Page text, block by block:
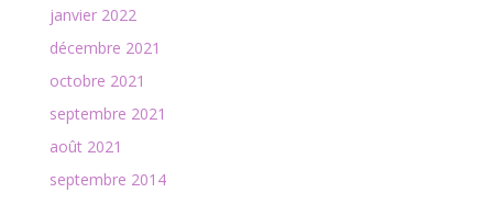
janvier 2022
décembre 2021
octobre 2021
septembre 2021
août 2021
septembre 2014